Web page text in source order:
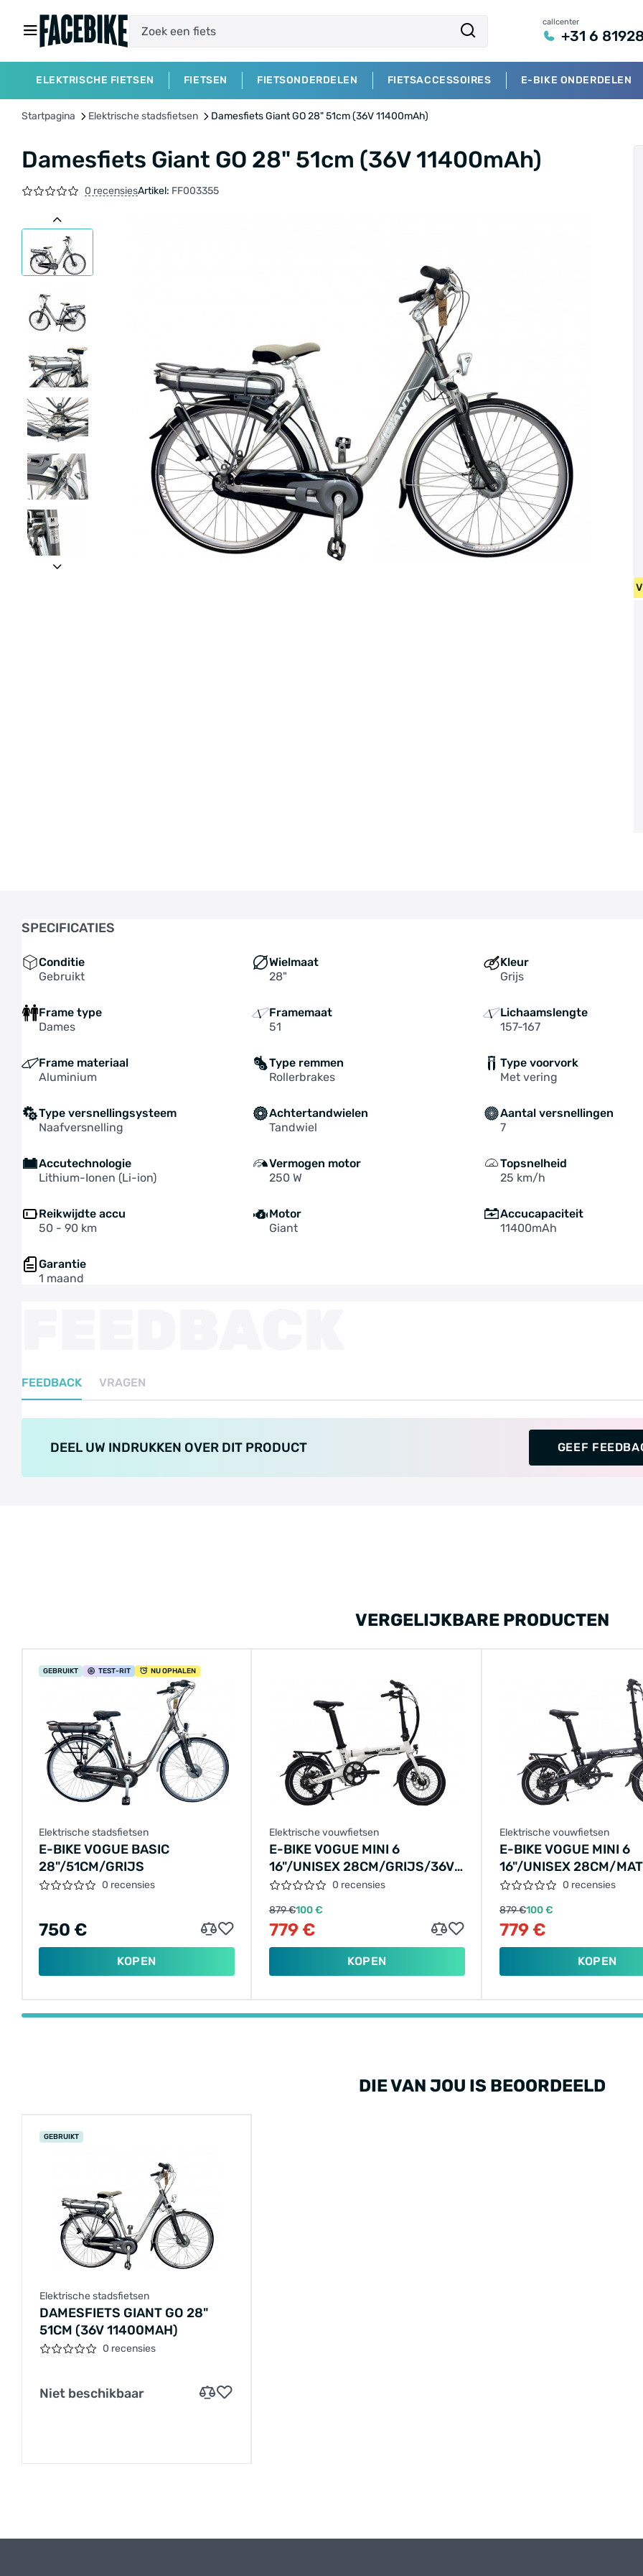
callcenter
+31 6
ELEKTRISCHE FIETSEN FIETSEN FIETSONDERDELEN FIETSACCESSOIRES E-BIKE ONDERDELEN
Startpagina Elektrische stadsfietsen Damesfiets Giant GO 28" 51cm (36V 11400mAh)
Damesfiets Giant GO 28" 51cm (36V 11400mAh)
0 recensiesArtikel: FF003355
• GRATIS VERZENDING OP NIEUW FIETSEN VANAF 400 EUR • GEBRUIKT FIETSEN 55
SPECIFICATIES
Conditie
Gebruikt
Wielmaat
28"
Kleur
Grijs
Frame type
Dames
Framemaat
51
Lichaamslengte
157-167
Frame materiaal
Aluminium
Type remmen
Rollerbrakes
Type voorvork
Met vering
Type versnellingsysteem
Naafversnelling
Achtertandwielen
Tandwiel
Aantal versnellingen
7
Accutechnologie
Lithium-Ionen (Li-ion)
Vermogen motor
250 W
Topsnelheid
25 km/h
Reikwijdte accu
50 - 90 km
Motor
Giant
Accucapaciteit
11400mAh
Garantie
1 maand
FEEDBACK VRAGEN
DEEL UW INDRUKKEN OVER DIT PRODUCT GEEF
VERGELIJKBARE PRODUCTEN
GEBRUIKT TEST-RIT NU OPHALEN
Elektrische stadsfietsen
E-BIKE VOGUE BASIC
28"/51CM/GRIJS
0 recensies
750 €
KOPEN
Elektrische vouwfietsen
E-BIKE VOGUE MINI 6
16"/UNISEX 28CM/GRIJS/36V
7.8AH 360WH LCD
0 recensies
879 €100 €
779 €
KOPEN
Elektrische vouwfietsen
E-BIKE VOGUE MINI 6
16"/UNISEX 28CM/
ZWART/36V 7.8AH
0 recensies
879 €100 €
779 €
KOPEN
DIE VAN JOU IS BEOORDEELD
GEBRUIKT
Elektrische stadsfietsen
DAMESFIETS GIANT GO 28"
51CM (36V 11400MAH)
0 recensies
Niet beschikbaar